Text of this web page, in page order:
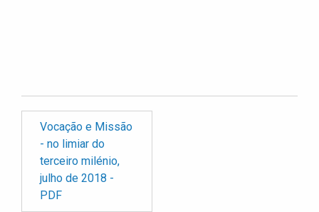
Vocação e Missão
- no limiar do
terceiro milénio,
julho de 2018 -
PDF